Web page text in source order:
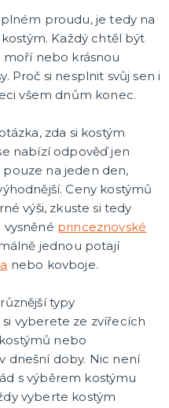
proudu, je tedy na
Každý chtěl být
nebo krásnou
Proč si nesplnit svůj sen i
všem dnům konec.
zda si kostým
nabízí odpověď jen
na jeden den,
Ceny kostýmů
výši, zkuste si tedy
princeznovské
jednou potají
nebo kovboje.
typy
vyberete ze zvířecích
nebo
dnešní doby. Nic není
s výběrem kostýmu
vyberte kostým